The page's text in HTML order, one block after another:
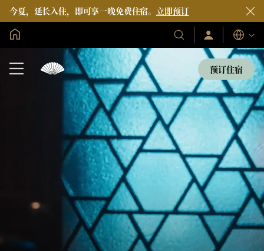
今夏，延长入住，即可享一晚免费住宿。 立即预订
我
们
店
和
度
假
村
登
录/
立
即
加
入
语
言
预订住宿